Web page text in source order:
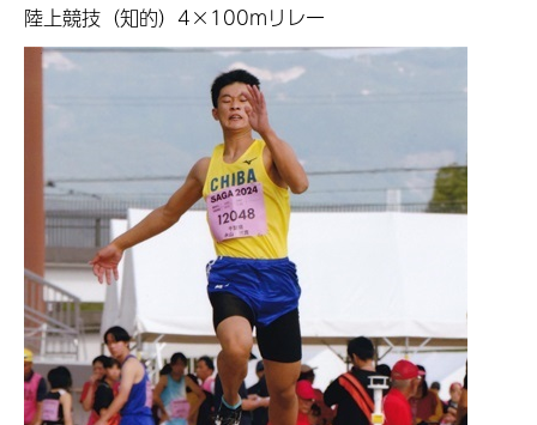
陸上競技（知的）4×100mリレー